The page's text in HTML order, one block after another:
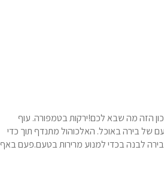
הזה מה שבא לכם!ירקות בטמפורה. עוף
של בירה באוכל. האלכוהול מתנדף תוך כדי
לבנה בכדי למנוע מרירות בטעם.פעם באף